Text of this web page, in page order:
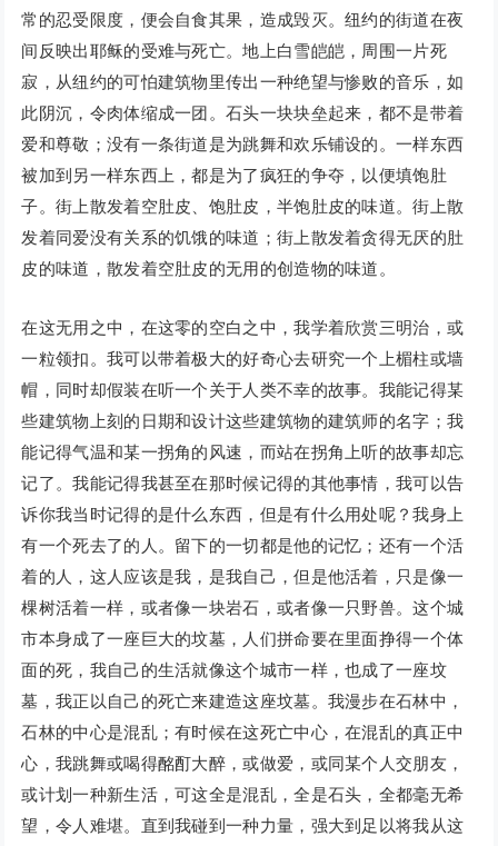
常的忍受限度，便会自食其果，造成毁灭。纽约的街道在夜
间反映出耶稣的受难与死亡。地上白雪皑皑，周围一片死
寂，从纽约的可怕建筑物里传出一种绝望与惨败的音乐，如
此阴沉，令肉体缩成一团。石头一块块垒起来，都不是带着
爱和尊敬；没有一条街道是为跳舞和欢乐铺设的。一样东西
被加到另一样东西上，都是为了疯狂的争夺，以便填饱肚
子。街上散发着空肚皮、饱肚皮，半饱肚皮的味道。街上散
发着同爱没有关系的饥饿的味道；街上散发着贪得无厌的肚
皮的味道，散发着空肚皮的无用的创造物的味道。
在这无用之中，在这零的空白之中，我学着欣赏三明治，或
一粒领扣。我可以带着极大的好奇心去研究一个上楣柱或墙
帽，同时却假装在听一个关于人类不幸的故事。我能记得某
些建筑物上刻的日期和设计这些建筑物的建筑师的名字；我
能记得气温和某一拐角的风速，而站在拐角上听的故事却忘
记了。我能记得我甚至在那时候记得的其他事情，我可以告
诉你我当时记得的是什么东西，但是有什么用处呢？我身上
有一个死去了的人。留下的一切都是他的记忆；还有一个活
着的人，这人应该是我，是我自己，但是他活着，只是像一
棵树活着一样，或者像一块岩石，或者像一只野兽。这个城
市本身成了一座巨大的坟墓，人们拼命要在里面挣得一个体
面的死，我自己的生活就像这个城市一样，也成了一座坟
墓，我正以自己的死亡来建造这座坟墓。我漫步在石林中，
石林的中心是混乱；有时候在这死亡中心，在混乱的真正中
心，我跳舞或喝得酩酊大醉，或做爱，或同某个人交朋友，
或计划一种新生活，可这全是混乱，全是石头，全都毫无希
望，令人难堪。直到我碰到一种力量，强大到足以将我从这